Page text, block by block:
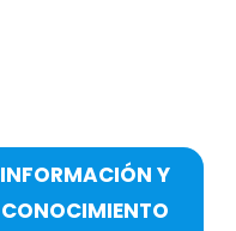
INFORMACIÓN Y
CONOCIMIENTO